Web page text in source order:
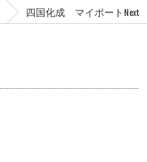
四国化成 マイポートNext